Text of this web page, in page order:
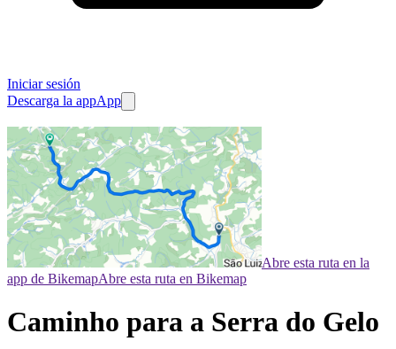
Iniciar sesión
Descarga la appApp
Abre esta ruta en la
app de BikemapAbre esta ruta en Bikemap
Caminho para a Serra do Gelo